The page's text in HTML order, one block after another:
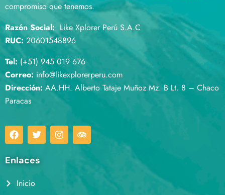
compromiso que tenemos.
Razón Social: Like Xplorer Perú S.A.C
RUC:20601548896
Tel: (+51) 945 019 676
Correo: info@likexplorerperu.com
Dirección: AA.HH. Alberto Tataje Muñoz Mz. B Lt. 8 – Chaco
Paracas
Enlaces
Inicio